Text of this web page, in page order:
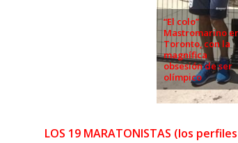
“El colo”
Mastromarino
Toronto, con la
magnífica
obsesión de ser
olímpico
LOS 19 MARATONISTAS (los